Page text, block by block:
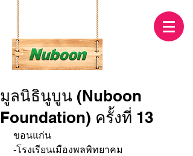
มูลนิธินูบูน (Nuboon
Foundation) ครั้งที่ 13
ขอนแก่น
-โรงเรียนเมืองพลพิทยาคม